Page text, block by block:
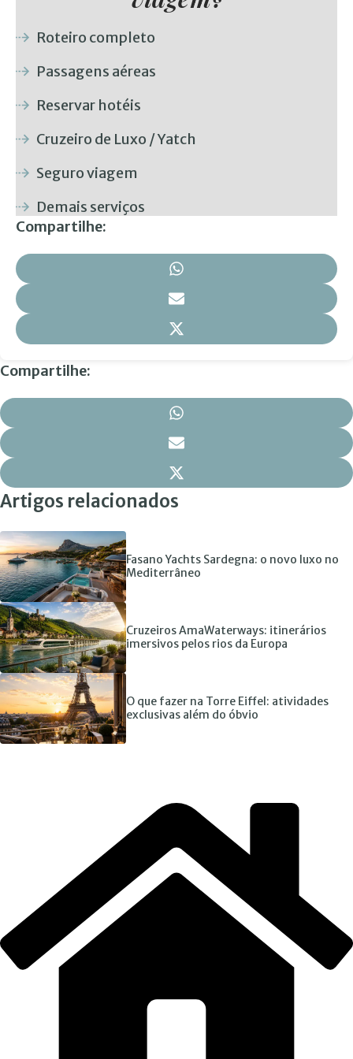
Roteiro completo
Passagens aéreas
Reservar hotéis
Cruzeiro de Luxo / Yatch
Seguro viagem
Demais serviços
Compartilhe:
Compartilhe:
Artigos relacionados
Fasano Yachts Sardegna: o novo luxo no
Mediterrâneo
Cruzeiros AmaWaterways: itinerários
imersivos pelos rios da Europa
O que fazer na Torre Eiffel: atividades
exclusivas além do óbvio